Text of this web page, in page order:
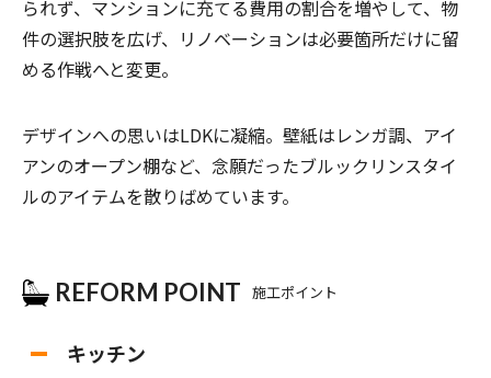
られず、マンションに充てる費用の割合を増やして、物
件の選択肢を広げ、リノベーションは必要箇所だけに留
める作戦へと変更。
デザインへの思いはLDKに凝縮。壁紙はレンガ調、アイ
アンのオープン棚など、念願だったブルックリンスタイ
ルのアイテムを散りばめています。
REFORM POINT 施工ポイント
キッチン